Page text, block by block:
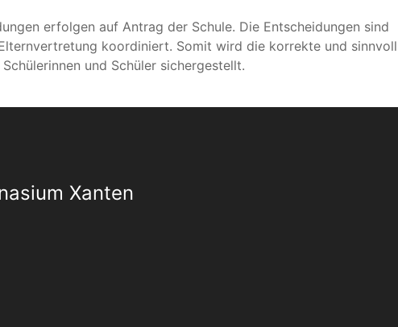
erfol­gen auf Antrag der Schu­le. Die Ent­schei­dun­gen sind
koor­di­niert. Somit wird die kor­rek­te und sinn­voll
und Schü­ler sichergestellt.
Xanten